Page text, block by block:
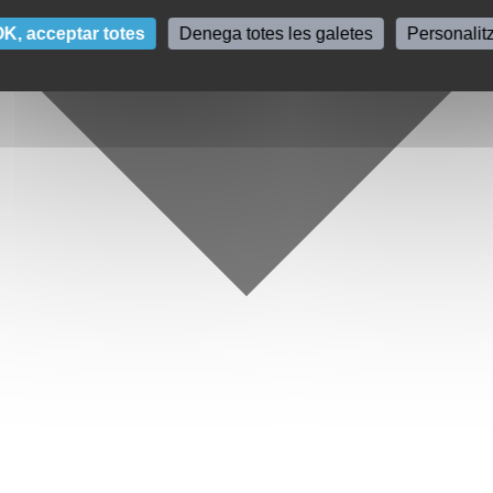
acceptar totes Denega totes les galetes